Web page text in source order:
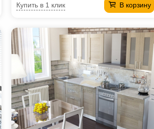
В корзину
Купить в 1 клик